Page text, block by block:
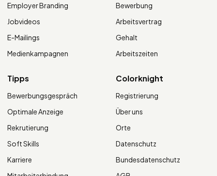
Employer Branding
Jobvideos
E-Mailings
Medienkampagnen
Bewerbung
Arbeitsvertrag
Gehalt
Arbeitszeiten
Tipps
Bewerbungsgespräch
Optimale Anzeige
Rekrutierung
Soft Skills
Karriere
Colorknight
Registrierung
Über uns
Orte
Datenschutz
Bundesdatenschutz